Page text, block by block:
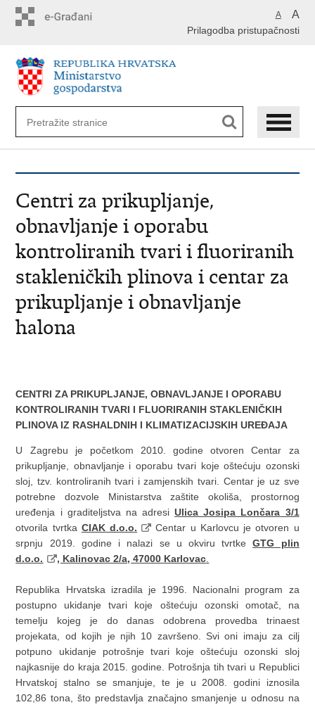
A A
Prilagodba pristupačnosti
Centri za prikupljanje,
obnavljanje i oporabu
kontroliranih tvari i fluoriranih
stakleničkih plinova i centar za
prikupljanje i obnavljanje
halona
CENTRI ZA PRIKUPLJANJE, OBNAVLJANJE I OPORABU
KONTROLIRANIH TVARI I FLUORIRANIH STAKLENIČKIH
PLINOVA IZ RASHALDNIH I KLIMATIZACIJSKIH UREĐAJA
U Zagrebu je početkom 2010. godine otvoren Centar za
prikupljanje, obnavljanje i oporabu tvari koje oštećuju ozonski
sloj, tzv. kontroliranih tvari i zamjenskih tvari. Centar je uz sve
potrebne dozvole Ministarstva zaštite okoliša, prostornog
uređenja i graditeljstva na adresi Ulica Josipa Lončara 3/1
otvorila tvrtka CIAK d.o.o.
Centar u Karlovcu je otvoren u
srpnju 2019. godine i nalazi se u okviru tvrtkeGTG plin
d.o.o.
, Kalinovac 2/a, 47000 Karlovac
Republika Hrvatska izradila je 1996. Nacionalni program za
postupno ukidanje tvari koje oštećuju ozonski omotač, na
temelju kojeg je do danas odobrena provedba trinaest
projekata, od kojih je njih 10 završeno. Svi oni imaju za cilj
potpuno ukidanje potrošnje tvari koje oštećuju ozonski sloj
najkasnije do kraja 2015. godine. Potrošnja tih tvari u Republici
Hrvatskoj stalno se smanjuje, te je u 2008. godini iznosila
102,86 tona, što predstavlja značajno smanjenje u odnosu na